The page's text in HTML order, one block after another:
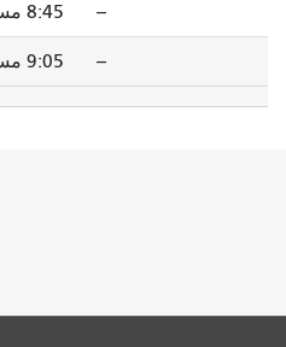
8:45 مساءً
9:05 مساءً